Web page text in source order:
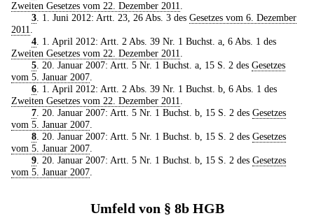
Zweiten Gesetzes vom 22. Dezember 2011
3. 1. Juni 2012: Artt. 23, 26 Abs. 3 des Gesetzes vom 6. Dezember
2011
4. 1. April 2012: Artt. 2 Abs. 39 Nr. 1 Buchst. a, 6 Abs. 1 des
Zweiten Gesetzes vom 22. Dezember 2011
5. 20. Januar 2007: Artt. 5 Nr. 1 Buchst. a, 15 S. 2 des Gesetzes
vom 5. Januar 2007
6. 1. April 2012: Artt. 2 Abs. 39 Nr. 1 Buchst. b, 6 Abs. 1 des
Zweiten Gesetzes vom 22. Dezember 2011
7. 20. Januar 2007: Artt. 5 Nr. 1 Buchst. b, 15 S. 2 des Gesetzes
vom 5. Januar 2007
8. 20. Januar 2007: Artt. 5 Nr. 1 Buchst. b, 15 S. 2 des Gesetzes
vom 5. Januar 2007
9. 20. Januar 2007: Artt. 5 Nr. 1 Buchst. b, 15 S. 2 des Gesetzes
vom 5. Januar 2007
Umfeld von § 8b HGB